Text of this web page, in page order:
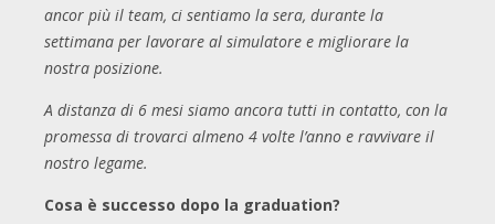
ancor più il team, ci sentiamo la sera, durante la
settimana per lavorare al simulatore e migliorare la
nostra posizione.
A distanza di 6 mesi siamo ancora tutti in contatto, con la
promessa di trovarci almeno 4 volte l’anno e ravvivare il
nostro legame.
Cosa è successo dopo la graduation?